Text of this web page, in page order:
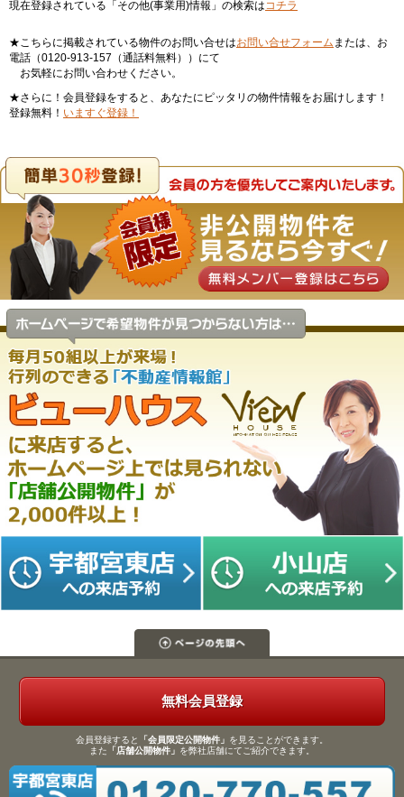
現在登録されている「その他(事業用)情報」の検索はコチラ
★こちらに掲載されている物件のお問い合せはお問い合せフォーム または、お
電話（0120-913-157（通話料無料））にて
お気軽にお問い合わせください。
★さらに！会員登録をすると、あなたにピッタリの物件情報をお届けします！
登録無料！ いますぐ登録！
無料会員登録
会員登録すると 「会員限定公開物件」 を見ることができます。
また 「店舗公開物件」 を弊社店舗にてご紹介できます。